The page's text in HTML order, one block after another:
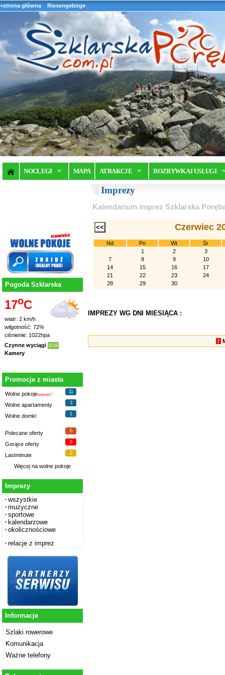
+strona główna Riesengebirge
NOCLEGI MAPA ATRAKCJE ROZRYWKA I USŁUGI
Pogoda Szklarska
17oC
wiatr: 2 km/h
wilgotność: 72%
ciśnienie: 1022hpa
Czynne wyciągi 0/18
Kamery
Promocje z miasta
Wolne pokojenowość!
11
Wolne apartamenty 3
Wolne domki 1
Polecane oferty 0
Gorące oferty 0
Lastminute 2
Więcej na wolne pokoje
Imprezy
wszystkie
muzyczne
sportowe
kalendarzowe
okolicznościowe
relacje z imprez
Informacje
Szlaki rowerowe
Komunikacja
Ważne telefony
Imprezy
Kalendarium imprez Szklarska
Czerwiec
Nd Pn Wt
Śr
1
2
3
7
8 9
10
14
15 16
17
21
22 23
24
28
29 30
IMPREZY WG DNI MIESIĄCA :
!